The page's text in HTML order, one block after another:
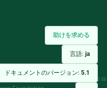
助けを求める
言語: ja
ドキュメントのバージョン: 5.1
and individual contributors. Django is